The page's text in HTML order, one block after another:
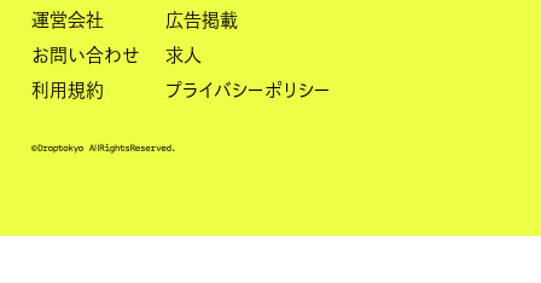
運営会社
広告掲載
お問い合わせ
求人
利用規約
プライバシーポリシー